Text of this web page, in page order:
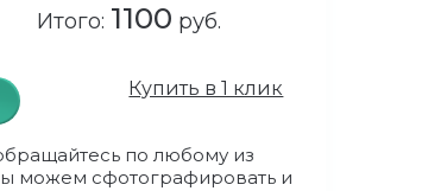
Итого: 1100 руб.
Купить в 1 клик
по любому из
можем сфотографировать и